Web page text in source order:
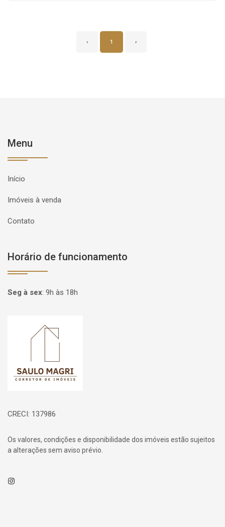
‹ 1 ›
Menu
Início
Imóveis à venda
Contato
Horário de funcionamento
Seg à sex: 9h às 18h
Página inicial
CRECI: 137986
Os valores, condições e disponibilidade dos imóveis estão sujeitos
a alterações sem aviso prévio.
Instagram